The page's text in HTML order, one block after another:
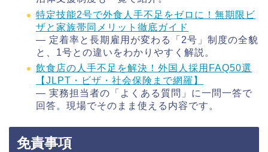
特定技能2号で外食人手不足をゼロに！無期限ビ
ザと家族帯同メリット徹底ガイド
― 定着率と長期雇用が変わる「2号」制度の全貌
と、1号との違いをわかりやすく解説。
飲食店の人手不足を解決！外国人採用FAQ50選
【JLPT・ビザ・社会保険まで網羅】
― 実務担当者の「よくある質問」に一問一答で
回答。現場でそのまま使える内容です。
免責事項